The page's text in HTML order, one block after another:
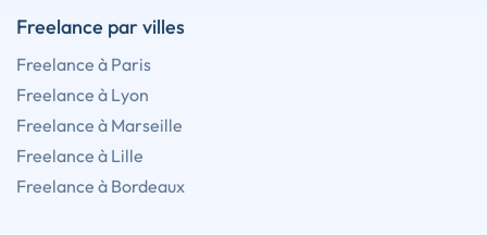
Freelance par villes
Freelance à Paris
Freelance à Lyon
Freelance à Marseille
Freelance à Lille
Freelance à Bordeaux